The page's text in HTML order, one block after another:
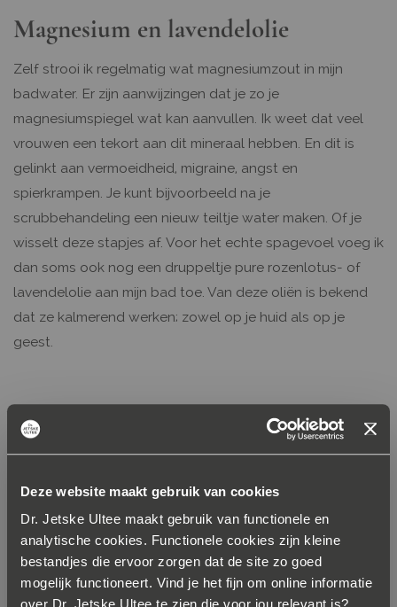
Deze website maakt gebruik van cookies
Dr. Jetske Ultee maakt gebruik van functionele en
analytische cookies. Functionele cookies zijn kleine
bestandjes die ervoor zorgen dat de site zo goed
mogelijk functioneert. Vind je het fijn om online informatie
Magnesium en lavendelolie
Zelf strooi ik regelmatig wat magnesiumzout in mijn
badwater. Er zijn aanwijzingen dat je zo je
magnesiumspiegel wat kan aanvullen. Ik weet dat veel
vrouwen een tekort aan dit mineraal hebben. En dit is
gelinkt aan vermoeidheid, migraine, angst en
spierkrampen. Je kunt bijvoorbeeld na je
scrubbehandeling een nieuw teiltje water maken. Of je
wisselt deze stapjes af. Voor het echte spagevoel voeg ik
dan soms ook nog een druppeltje pure rozenlotus- of
lavendelolie aan mijn bad toe. Van deze oliën is bekend
dat ze kalmerend werken; zowel op je huid als op je
geest.
Maak je voeten nu helemaal zacht
en glad
Ben je ontspannen, een beetje uitgerust en zijn je voeten
lekker zacht? Dan kun je nu heel gemakkelijk de ruwere
plekjes aanpakken, bijvoorbeeld met een vijl of
puimsteen. Doe het wel voorzichtig, maak draaiende
bewegingen en verwijder niet te veel van de huid. Eelt